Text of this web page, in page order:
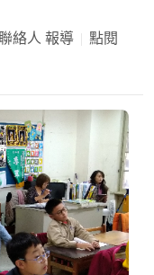
絡人 報導
點閱